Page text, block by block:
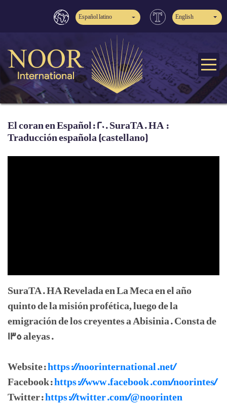
Español latino English
El coran en Español: 20. SuraTA. HA :
Traducción española (castellano)
SuraTA. HA Revelada en La Meca en el año
quinto de la misión profética, luego de la
emigración de los creyentes a Abisinia. Consta de
135 aleyas.
Website:https://noorinternational.net/
Facebook:https://www.facebook.com/noorintes/
Twitter:https://twitter.com/@noorinten